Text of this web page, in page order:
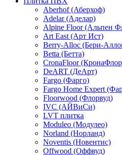
Aberhof (Аберхоф)
Adelar (Аделар)
Alpine Floor (Альпен
Art East (Арт Ист)
Berry-Alloc (Бери-
Betta (Бетта)
CronaFloor
DeART (ДеАрт)
Fargo (Фарго)
Fargo Home Expert
Floorwood (Флорвуд)
IVC (АЙВиСи)
LVT плитка
Moduleo (Модулео)
Norland (Норланд)
Noventis (Новентис)
Offwood (Оффвуд)